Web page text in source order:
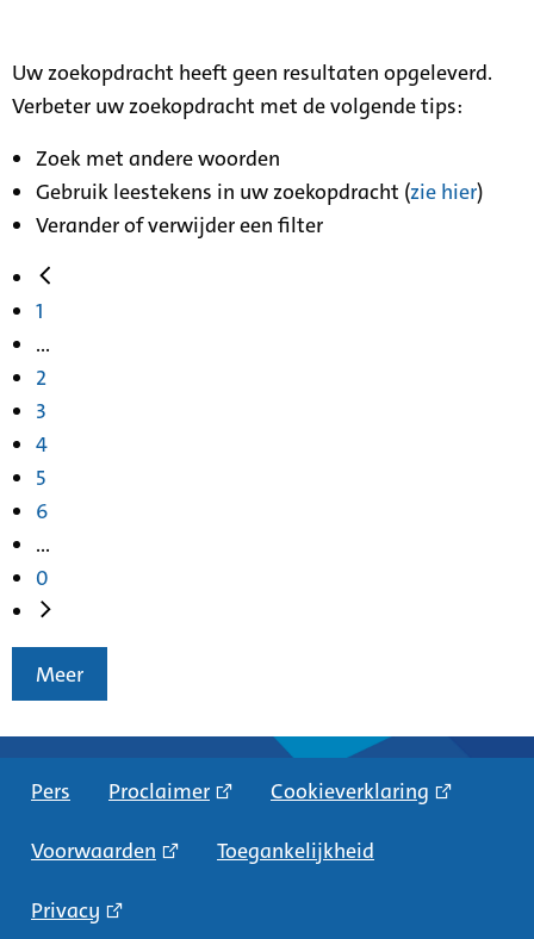
Uw zoekopdracht heeft geen resultaten opgeleverd.
Verbeter uw zoekopdracht met de volgende tips:
Zoek met andere woorden
Gebruik leestekens in uw zoekopdracht (zie hier)
Verander of verwijder een filter
1
...
2
3
4
5
6
...
0
Meer
Pers Proclaimer Cookieverklaring
Voorwaarden Toegankelijkheid
Privacy